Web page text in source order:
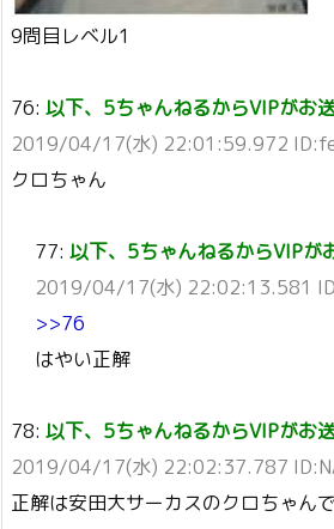
9問目レベル1
76: 以下、5ちゃんねるからVIPがお
2019/04/17(水) 22:01:59.972
クロちゃん
77: 以下、5ちゃんねるからVIPが
2019/04/17(水) 22:02:13.581
>>76
はやい正解
78: 以下、5ちゃんねるからVIPがお
2019/04/17(水) 22:02:37.787
正解は安田大サーカスのクロちゃん